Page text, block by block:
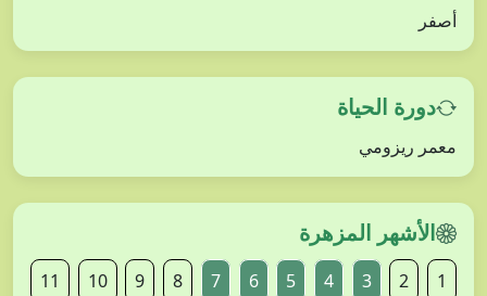
أصفر
دورة الحياة
معمر ريزومي
الأشهر المزهرة
1
2
3
4
5
6
7
8
9
10
11